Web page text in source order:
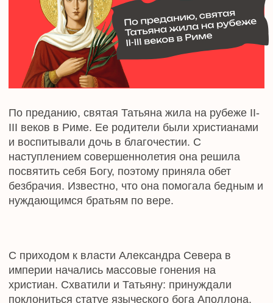
поклониться статуе языческого бога Аполлона.
Святая отказалась, за что была подвергнута
жестоким пыткам. Согласно преданию, "следы
мучений чудесным образом исчезали с ее тела".
Не добившись своего, язычники отрубили ей
в XI веке, поэтому ее почитают верующие обеих
ветвей христианства. У католиков день ее
памяти приходится на 12 января.